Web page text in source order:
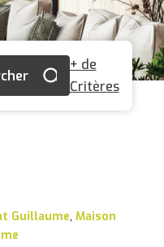
+ de
Critères
Guillaume,Maison